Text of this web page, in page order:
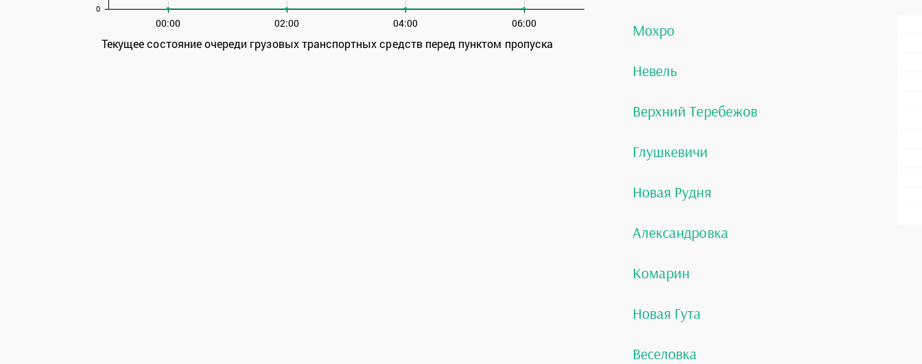
00:00 02:00 04:00 06:00
0
Текущее состояние очереди грузовых транспортных средств перед пунктом пропуска
Мохро
Невель
Верхний Теребежов
Глушкевичи
Новая Рудня
Александровка
Комарин
Новая Гута
Веселовка